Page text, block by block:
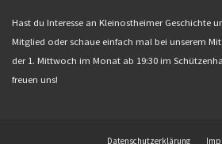
Hast du Interesse an Kleinostheimer Geschichte
Mitglied oder schaue einfach mal bei unserem
der 1. Mittwoch im Monat ab 19:30 im
freuen uns!
Datenschutzerklärung